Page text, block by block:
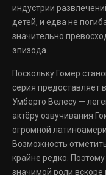
индустрии
детей, и едва не
значительно
эпизода.
Поскольку Гомер
серия предоставляет
Умберто Велесу —
актёру озвучивания
огромной
Возможность
крайне редко.
значимой роли вскоре